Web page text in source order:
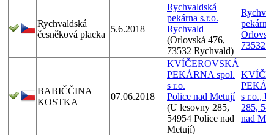
Rychvaldská
česněková placka
5.6.2018
Rychvaldská
pekárna s.r.o.
Rychvald
(Orlovská 476,
73532 Rychvald)
pekárna
73532
BABIČČINA
KOSTKA
07.06.2018
KVÍČEROVSKÁ
PEKÁRNA spol.
s r.o.
Police nad Metují
(U lesovny 285,
54954 Police nad
Metují)
s r.o., U
285,
nad